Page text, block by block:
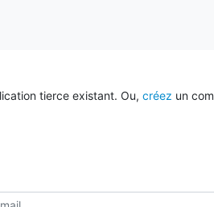
tierce existant. Ou, créez un